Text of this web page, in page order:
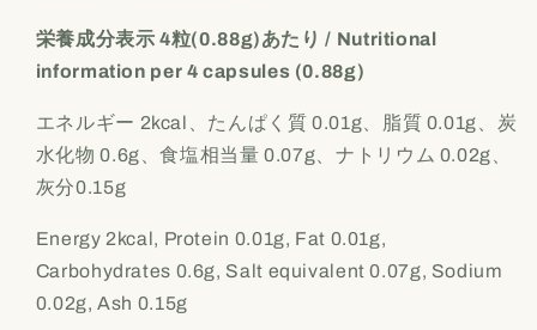
栄養成分表示 4粒(0.88g)あたり / Nutritional
information per 4 capsules (0.88g)
エネルギー 2kcal、たんぱく質 0.01g、脂質 0.01g、炭
水化物 0.6g、食塩相当量 0.07g、ナトリウム 0.02g、
灰分0.15g
Energy 2kcal, Protein 0.01g, Fat 0.01g,
Carbohydrates 0.6g, Salt equivalent 0.07g, Sodium
0.02g, Ash 0.15g